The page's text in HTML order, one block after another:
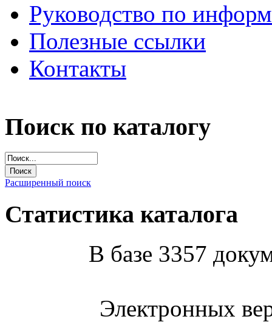
Руководство по
Полезные ссылки
Контакты
Поиск по каталогу
Расширенный поиск
Статистика каталога
В базе 3357
Электронных